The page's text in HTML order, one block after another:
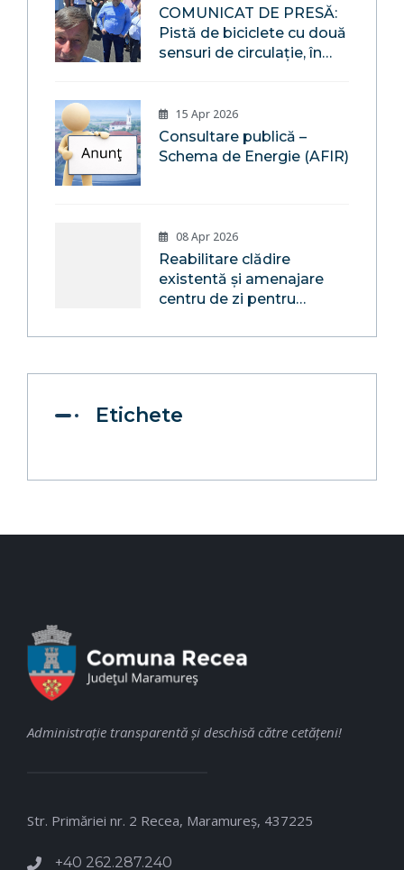
COMUNICAT DE PRESĂ:
Pistă de biciclete cu două
sensuri de circulație, în
Comuna Recea,
Maramureș
15 Apr 2026
Consultare publică –
Schema de Energie (AFIR)
08 Apr 2026
Reabilitare clădire
existentă și amenajare
centru de zi pentru
părinți și copii în
Comuna Recea, Județul
Etichete
Administraţie transparentă şi deschisă către cetăţeni!
Str. Primăriei nr. 2 Recea, Maramureş, 437225
+40 262.287.240